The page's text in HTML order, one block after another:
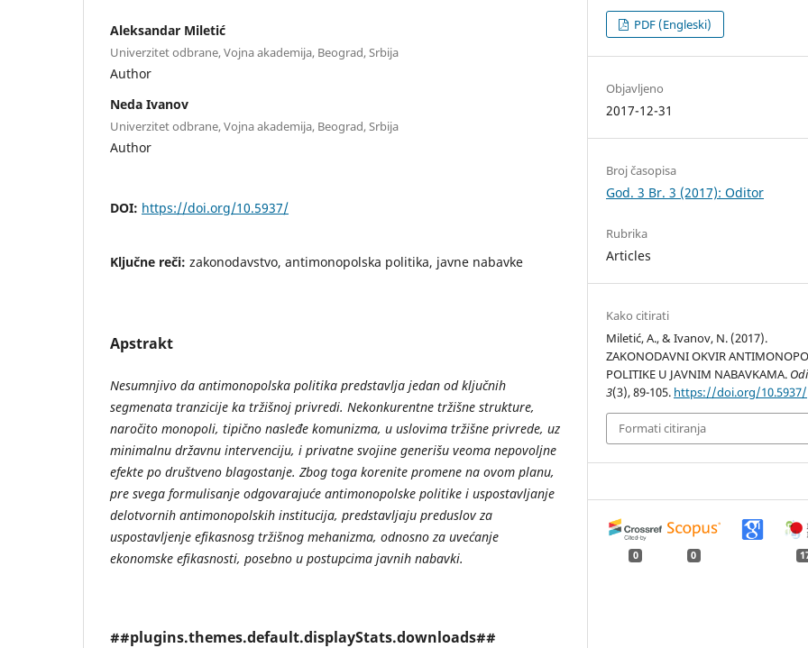
Aleksandar Miletić
Univerzitet odbrane, Vojna akademija, Beograd, Srbija
Author
Neda Ivanov
Univerzitet odbrane, Vojna akademija, Beograd, Srbija
Author
DOI: https://doi.org/10.5937/
Ključne reči: zakonodavstvo, antimonopolska politika, javne nabavke
Apstrakt
Nesumnjivo da antimonopolska politika predstavlja jedan od ključnih
segmenata tranzicije ka tržišnoj privredi. Nekonkurentne tržišne strukture,
naročito monopoli, tipično nasleđe komunizma, u uslovima tržišne privrede, uz
minimalnu državnu intervenciju, i privatne svojine generišu veoma nepovoljne
efekte po društveno blagostanje. Zbog toga korenite promene na ovom planu,
pre svega formulisanje odgovarajuće antimonopolske politike i uspostavljanje
delotvornih antimonopolskih institucija, predstavljaju preduslov za
uspostavljenje efikasnosg tržišnog mehanizma, odnosno za uvećanje
ekonomske efikasnosti, posebno u postupcima javnih nabavki.
##plugins.themes.default.displayStats.downloads##
PDF (Engleski)
Objavljeno
2017-12-31
Broj časopisa
God. 3 Br. 3 (2017): Oditor
Rubrika
Articles
Kako citirati
Miletić, A., & Ivanov, N. (2017).
ZAKONODAVNI OKVIR
POLITIKE U JAVNIM NABAVKAMA.
3(3), 89-105. https://doi.org/10.5937/
Formati citiranja
0 0